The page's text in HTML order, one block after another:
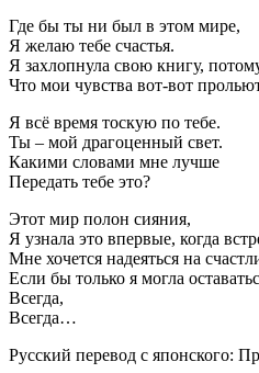
Где бы ты ни был в этом мире,
Я желаю тебе счастья.
Я захлопнула свою книгу,
Что мои чувства вот-вот
Я всё время тоскую по тебе.
Ты – мой драгоценный свет.
Какими словами мне лучше
Передать тебе это?
Этот мир полон сияния,
Я узнала это впервые, когда
Мне хочется надеяться на
Если бы только я могла
Всегда,
Всегда…
Русский перевод с японского: